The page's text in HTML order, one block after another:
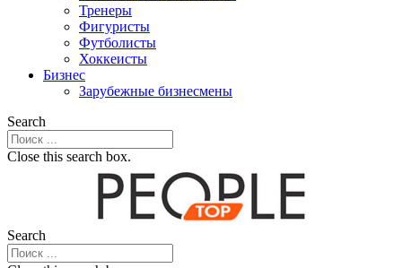
Тренеры
Фигуристы
Футболисты
Хоккеисты
Бизнес
Зарубежные бизнесмены
Search
Close this search box.
Search